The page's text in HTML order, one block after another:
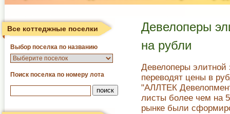
Девелоперы
на рубли
Девелоперы элитной
переводят цены в
"АЛЛТЕК
листы более чем на
рынке были
Все коттеджные поселки
Выбор поселка по названию
Поиск поселка по номеру лота